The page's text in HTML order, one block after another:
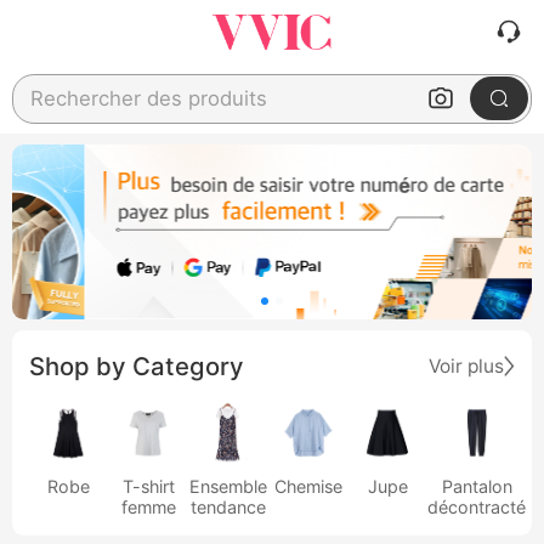
Rechercher des produits
Shop by Category Voir plus
Robe
T-shirt
femme
Ensemble
tendance
Chemise Jupe
Pantalon
décontracté